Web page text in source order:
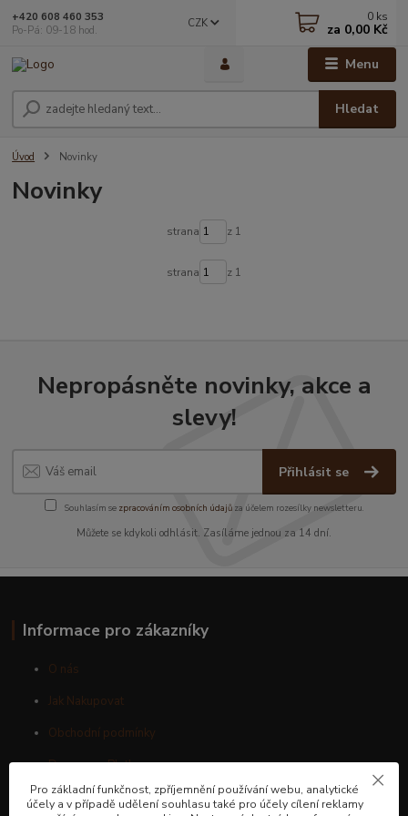
Menu
CZK
Hledat
+420 608 460 353
Po-Pá: 09-18 hod.
0 ks
za 0,00 Kč
Úvod Novinky
Novinky
strana z 1
strana z 1
Nepropásněte novinky, akce a
slevy!
Přihlásit se
Souhlasím se zpracováním osobních údajůza účelem rozesílky newsletteru.
Můžete se kdykoli odhlásit. Zasíláme jednou za 14 dní.
Informace pro zákazníky
O nás
Jak Nakupovat
Obchodní podmínky
Doprava a Platby
Kontakty
Pro základní funkčnost, zpříjemnění používání webu, analytické
účely a v případě udělení souhlasu také pro účely cílení reklamy